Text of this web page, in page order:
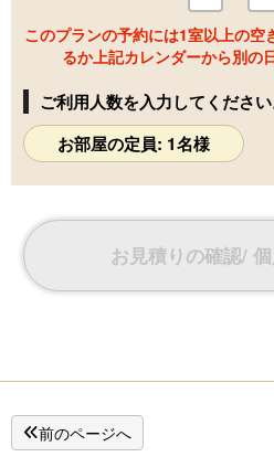
このプランの予約には1室以上の空
るか上記カレンダーから別の
ご利用人数を入力してください
お部屋の定員: 1名様
お見積りの確認/
前のページへ